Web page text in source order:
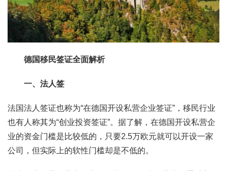
德国移民签证全面解析
一、法人签
法国法人签证也称为“在德国开设私营企业签证”，移民行业
也有人称其为“创业投资签证”。据了解，在德国开设私营企
业的资金门槛是比较低的，只要2.5万欧元就可以开设一家
公司，但实际上的软性门槛却是不低的。